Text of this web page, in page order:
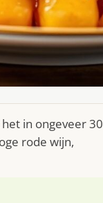
in ongeveer 30
rode wijn,